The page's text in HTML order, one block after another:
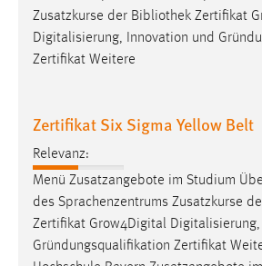
Zusatzkurse der Bibliothek Zertifikat
Digitalisierung, Innovation und
Zertifikat Weitere
Zertifikat Six Sigma Yellow Belt
Relevanz:
Menü Zusatzangebote im Studium
des Sprachenzentrums Zusatzkurse
Zertifikat Grow4Digital
Gründungsqualifikation Zertifikat
Name:
_fbp
Zweck:
Cookie Laufzeit:
3 Monate